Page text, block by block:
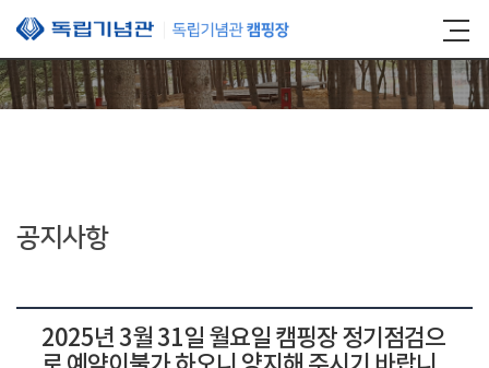
본문 바로가기
공지사항
2025년 3월 31일 월요일 캠핑장 정기점검으